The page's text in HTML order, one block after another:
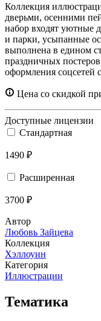
Коллекция
дверьми, осенними
набор входят уютные
и парки, усыпанные
выполнена в едином
праздничных
оформления соцсетей
Цена со скидкой
Доступные лицензии
Стандартная
1490 ₽
Расширенная
3700 ₽
Автор
Любовь Зайцева
Коллекция
Хэллоуин
Категория
Иллюстрации
Тематика